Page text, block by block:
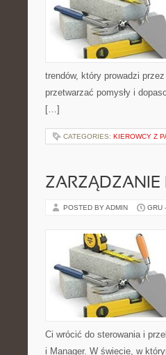
trendów, który prowadzi
przetwarzać pomysły i
[…]
CATEGORIES: KIEROWCY Z
ZARZĄDZANIE
POSTED BY ADMIN GRU
Ci wrócić do sterowania i
i Manager. W świecie, w